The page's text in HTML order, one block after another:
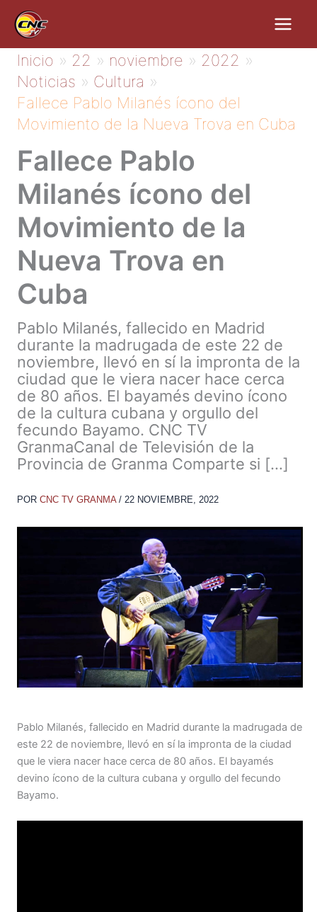
contenido
Inicio 22 noviembre
2022
Noticias
Cultura
Fallece Pablo Milanés ícono del
Movimiento de la Nueva Trova en Cuba
Fallece Pablo
Milanés ícono del
Movimiento de la
Nueva Trova en
Cuba
Pablo Milanés, fallecido en Madrid
durante la madrugada de este 22 de
noviembre, llevó en sí la impronta de la
ciudad que le viera nacer hace cerca
de 80 años. El bayamés devino ícono
de la cultura cubana y orgullo del
fecundo Bayamo. CNC TV
GranmaCanal de Televisión de la
Provincia de Granma Comparte si […]
POR CNC TV GRANMA / 22 NOVIEMBRE, 2022
Pablo Milanés, fallecido en Madrid durante la madrugada de
este 22 de noviembre, llevó en sí la impronta de la ciudad
que le viera nacer hace cerca de 80 años. El bayamés
devino ícono de la cultura cubana y orgullo del fecundo
Bayamo.